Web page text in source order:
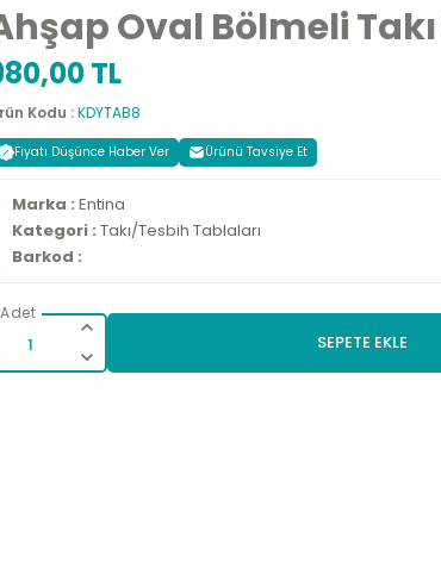
Oval Bölmeli
TL
Kodu :KDYTAB8
Fiyatı Düşünce Haber Ver Ürünü Tavsiye Et
Marka : Entina
Kategori : Takı/Tesbih Tablaları
Barkod :
SEPETE EKLE